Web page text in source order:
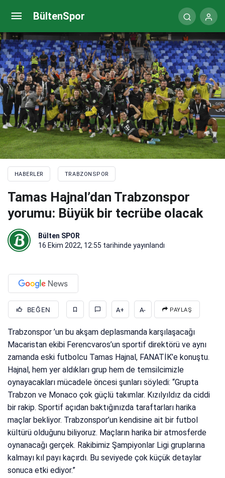
BültenSpor
HABERLER TRABZONSPOR
Tamas Hajnal’dan Trabzonspor
yorumu: Büyük bir tecrübe olacak
Bülten SPOR
16 Ekim 2022, 12:55 tarihinde yayınlandı
BEĞEN A+ A- PAYLAŞ
Trabzonspor ’un bu akşam deplasmanda karşılaşacağı
Macaristan ekibi Ferencvaros’un sportif direktörü ve aynı
zamanda eski futbolcu Tamas Hajnal, FANATİK’e konuştu.
Hajnal, hem yer aldıkları grup hem de temsilcimizle
oynayacakları mücadele öncesi şunları söyledi: “Grupta
Trabzon ve Monaco çok güçlü takımlar. Kızılyıldız da ciddi
bir rakip. Sportif açıdan baktığınızda taraftarları harika
maçlar bekliyor. Trabzonspor’un kendisine ait bir futbol
kültürü olduğunu biliyoruz. Maçların harika bir atmosferde
oynanacağı gerçek. Rakibimiz Şampiyonlar Ligi gruplarına
kalmayı kıl payı kaçırdı. Bu seviyede çok küçük detaylar
sonuca etki ediyor.”
Abdullah Avcı takımına seslendi: Size inanıyorum